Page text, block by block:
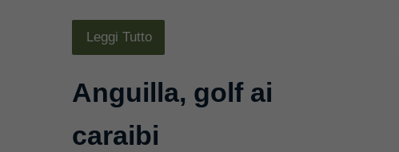
Leggi Tutto
Anguilla, golf ai
caraibi